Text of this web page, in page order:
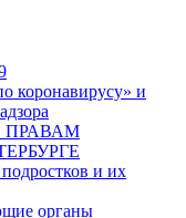
коронавирусу» и
и их
органы